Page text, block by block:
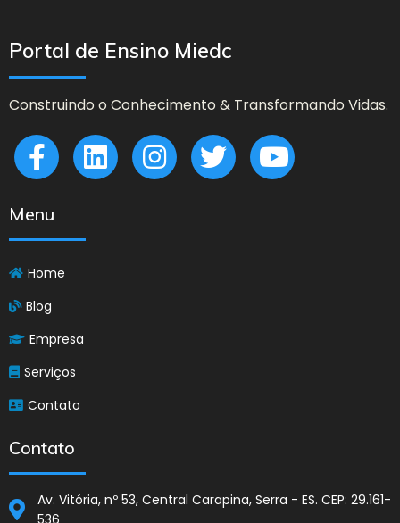
Portal de Ensino Miedc
Construindo o Conhecimento & Transformando Vidas.
Menu
Home
Blog
Empresa
Serviços
Contato
Contato
Av. Vitória, nº 53, Central Carapina, Serra - ES. CEP: 29.161-
536